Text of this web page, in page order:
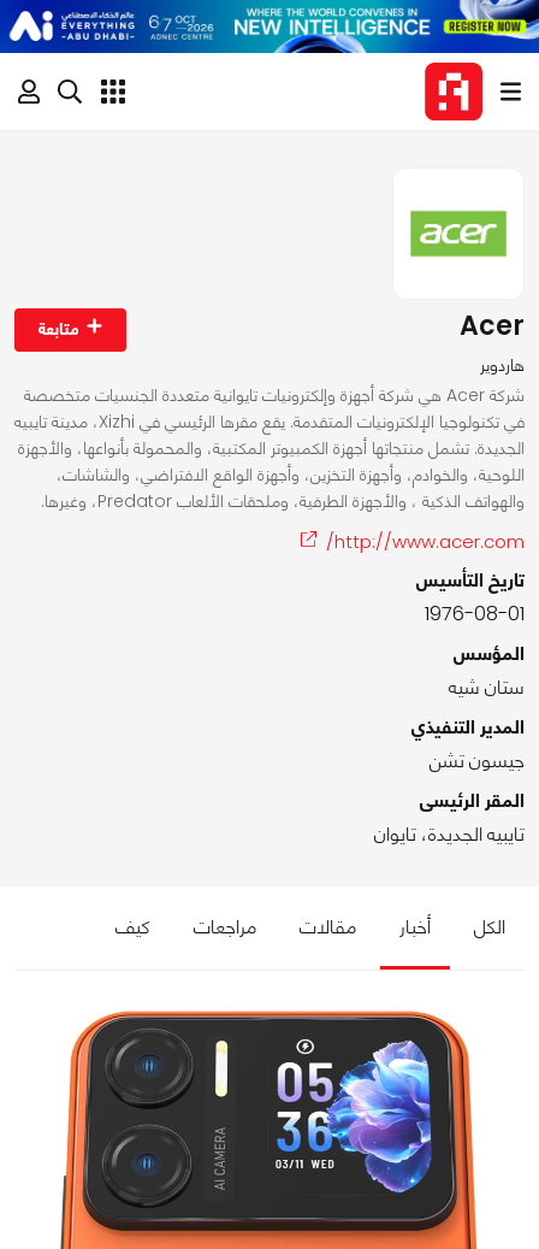
Acer
هاردوير
متابعة
شركة Acer هي شركة أجهزة وإلكترونيات تايوانية متعددة الجنسيات متخصصة
في تكنولوجيا الإلكترونيات المتقدمة. يقع مقرها الرئيسي في Xizhi، مدينة تايبيه
الجديدة. تشمل منتجاتها أجهزة الكمبيوتر المكتبية، والمحمولة بأنواعها، والأجهزة
اللوحية، والخوادم، وأجهزة التخزين، وأجهزة الواقع الافتراضي، والشاشات،
والهواتف الذكية ، والأجهزة الطرفية، وملحقات الألعاب Predator، وغيرها.
http://www.acer.com/
تاريخ التأسيس
1976-08-01
المؤسس
ستان شيه
المدير التنفيذي
جيسون تشن
المقر الرئيسى
تايبيه الجديدة، تايوان
الكل أخبار مقالات مراجعات كيف